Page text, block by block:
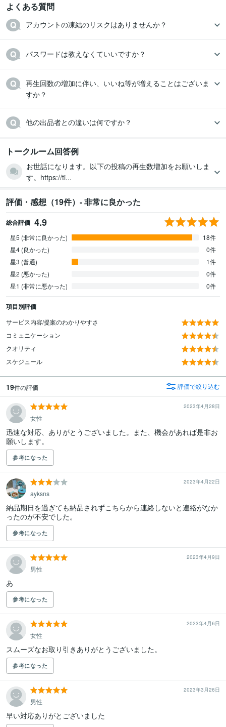
よくある質問
アカウントの凍結のリスクはありませんか？
パスワードは教えなくていいですか？
再生回数の増加に伴い、いいね等が増えることはございま
すか？
他の出品者との違いは何ですか？
トークルーム回答例
お世話になります。以下の投稿の再生数増加をお願いしま
す。https://ti...
評価・感想（19件）- 非常に良かった
総合評価 4.9
星5 (非常に良かった)
18件
星4 (良かった)
0件
星3 (普通)
1件
星2 (悪かった)
0件
星1 (非常に悪かった)
0件
項目別評価
サービス内容/提案のわかりやすさ
コミュニケーション
クオリティ
スケジュール
19件の評価 評価で絞り込む
2023年4月28日
女性
迅速な対応、ありがとうございました。また、機会があれば是非お
願いします。
参考になった
2023年4月22日
ayksns
納品期日を過ぎても納品されずこちらから連絡しないと連絡がなか
ったのが不安でした。
参考になった
2023年4月9日
男性
あ
参考になった
2023年4月6日
女性
スムーズなお取り引きありがとうございました。
参考になった
2023年3月26日
男性
早い対応ありがとございました